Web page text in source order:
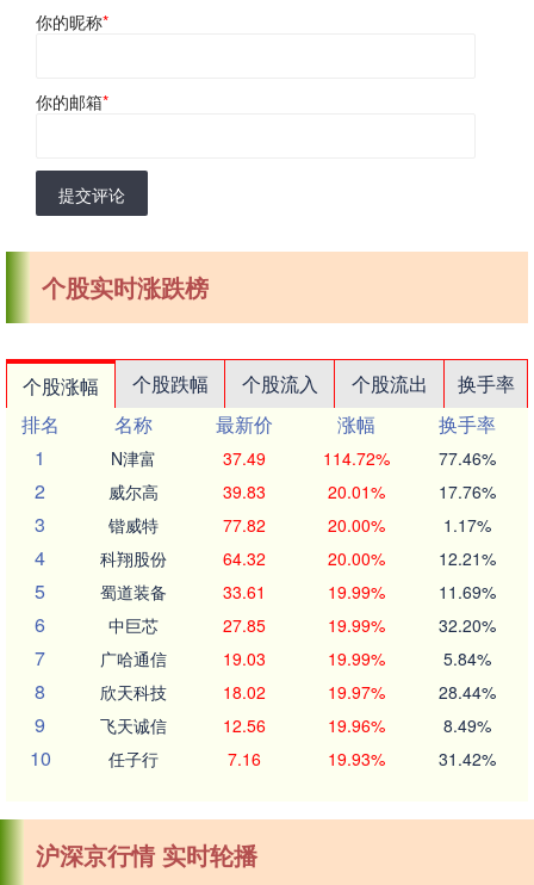
你的昵称*
你的邮箱*
提交评论
个股实时涨跌榜
个股涨幅 个股跌幅 个股流入 个股流出
换手率
排名
名称 最新价 涨幅
换手率
1
N津富 37.49 114.72% 77.46%
2 威尔高 39.83 20.01% 17.76%
3 锴威特 77.82 20.00% 1.17%
4 科翔股份 64.32 20.00% 12.21%
5 蜀道装备 33.61 19.99% 11.69%
6 中巨芯 27.85 19.99% 32.20%
7 广哈通信 19.03 19.99% 5.84%
8 欣天科技 18.02 19.97% 28.44%
9 飞天诚信 12.56 19.96% 8.49%
10 任子行 7.16 19.93% 31.42%
沪深京行情 实时轮播